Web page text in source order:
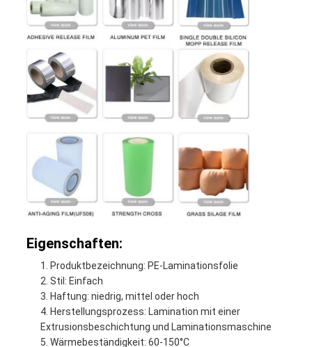
Eigenschaften:
Produktbezeichnung: PE-Laminationsfolie
Stil: Einfach
Haftung: niedrig, mittel oder hoch
Herstellungsprozess: Lamination mit einer
Extrusionsbeschichtung und Laminationsmaschine
Wärmebeständigkeit: 60-150°C